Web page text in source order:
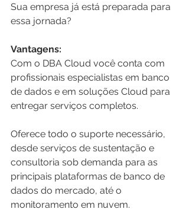
Sua empresa já está preparada para
essa jornada?
Vantagens:
Com o DBA Cloud você conta com
profissionais especialistas em banco
de dados e em soluções Cloud para
entregar serviços completos.
Oferece todo o suporte necessário,
desde serviços de sustentação e
consultoria sob demanda para as
principais plataformas de banco de
dados do mercado, até o
monitoramento em nuvem.